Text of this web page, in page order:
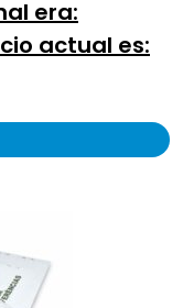
era:
actual es: